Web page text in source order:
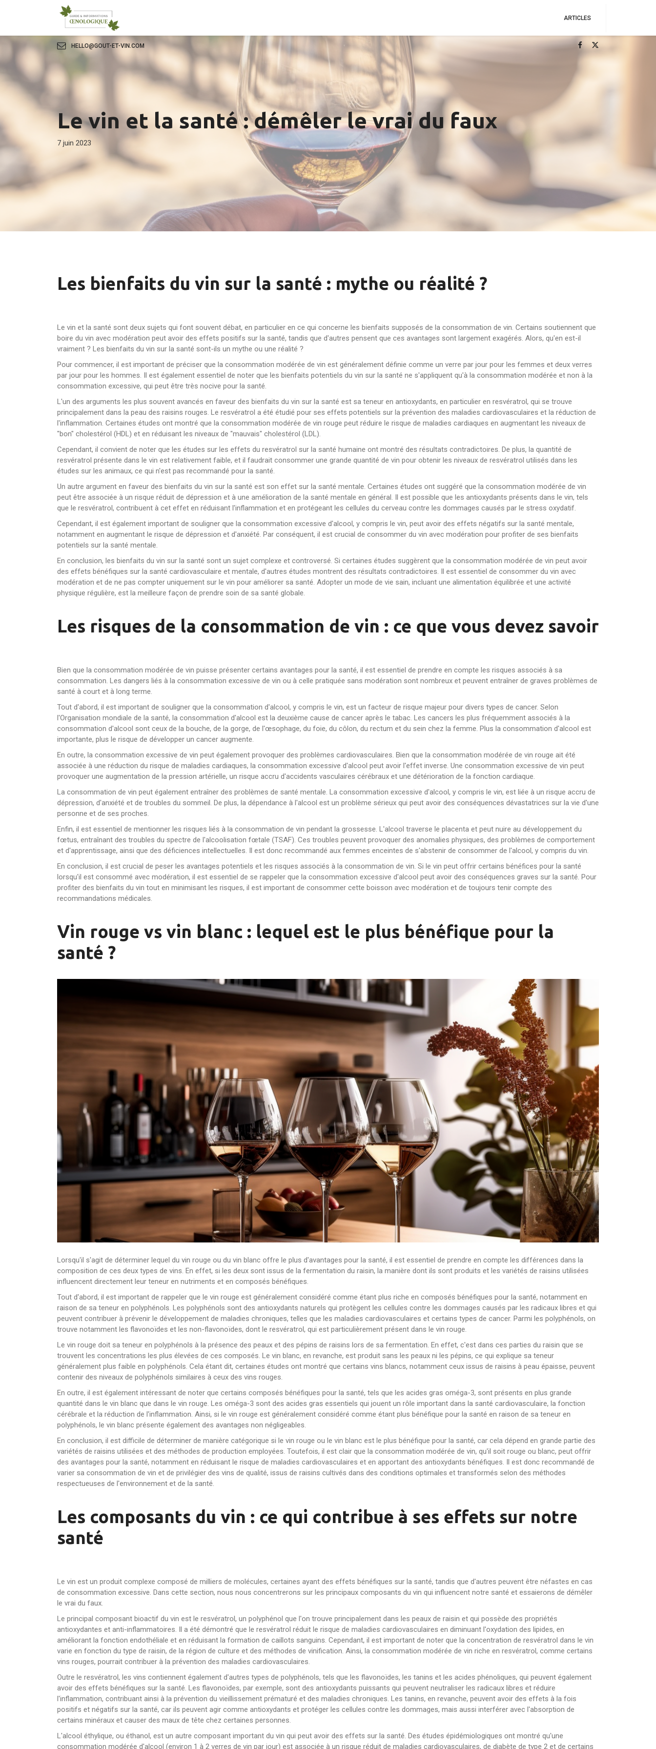
ARTICLES
HELLO@GOUT-ET-VIN.COM
Le vin et la santé : démêler le vrai du faux
7 juin 2023
Les bienfaits du vin sur la santé : mythe ou réalité ?
Le vin et la santé sont deux sujets qui font souvent débat, en particulier en ce qui concerne les bienfaits supposés de la consommation de vin. Certains soutiennent que
boire du vin avec modération peut avoir des effets positifs sur la santé, tandis que d'autres pensent que ces avantages sont largement exagérés. Alors, qu'en est-il
vraiment ? Les bienfaits du vin sur la santé sont-ils un mythe ou une réalité ?
Pour commencer, il est important de préciser que la consommation modérée de vin est généralement définie comme un verre par jour pour les femmes et deux verres
par jour pour les hommes. Il est également essentiel de noter que les bienfaits potentiels du vin sur la santé ne s'appliquent qu'à la consommation modérée et non à la
consommation excessive, qui peut être très nocive pour la santé.
L'un des arguments les plus souvent avancés en faveur des bienfaits du vin sur la santé est sa teneur en antioxydants, en particulier en resvératrol, qui se trouve
principalement dans la peau des raisins rouges. Le resvératrol a été étudié pour ses effets potentiels sur la prévention des maladies cardiovasculaires et la réduction de
l'inflammation. Certaines études ont montré que la consommation modérée de vin rouge peut réduire le risque de maladies cardiaques en augmentant les niveaux de
"bon" cholestérol (HDL) et en réduisant les niveaux de "mauvais" cholestérol (LDL).
Cependant, il convient de noter que les études sur les effets du resvératrol sur la santé humaine ont montré des résultats contradictoires. De plus, la quantité de
resvératrol présente dans le vin est relativement faible, et il faudrait consommer une grande quantité de vin pour obtenir les niveaux de resvératrol utilisés dans les
études sur les animaux, ce qui n'est pas recommandé pour la santé.
Un autre argument en faveur des bienfaits du vin sur la santé est son effet sur la santé mentale. Certaines études ont suggéré que la consommation modérée de vin
peut être associée à un risque réduit de dépression et à une amélioration de la santé mentale en général. Il est possible que les antioxydants présents dans le vin, tels
que le resvératrol, contribuent à cet effet en réduisant l'inflammation et en protégeant les cellules du cerveau contre les dommages causés par le stress oxydatif.
Cependant, il est également important de souligner que la consommation excessive d'alcool, y compris le vin, peut avoir des effets négatifs sur la santé mentale,
notamment en augmentant le risque de dépression et d'anxiété. Par conséquent, il est crucial de consommer du vin avec modération pour profiter de ses bienfaits
potentiels sur la santé mentale.
En conclusion, les bienfaits du vin sur la santé sont un sujet complexe et controversé. Si certaines études suggèrent que la consommation modérée de vin peut avoir
des effets bénéfiques sur la santé cardiovasculaire et mentale, d'autres études montrent des résultats contradictoires. Il est essentiel de consommer du vin avec
modération et de ne pas compter uniquement sur le vin pour améliorer sa santé. Adopter un mode de vie sain, incluant une alimentation équilibrée et une activité
physique régulière, est la meilleure façon de prendre soin de sa santé globale.
Les risques de la consommation de vin : ce que vous devez savoir
Bien que la consommation modérée de vin puisse présenter certains avantages pour la santé, il est essentiel de prendre en compte les risques associés à sa
consommation. Les dangers liés à la consommation excessive de vin ou à celle pratiquée sans modération sont nombreux et peuvent entraîner de graves problèmes de
santé à court et à long terme.
Tout d'abord, il est important de souligner que la consommation d'alcool, y compris le vin, est un facteur de risque majeur pour divers types de cancer. Selon
l'Organisation mondiale de la santé, la consommation d'alcool est la deuxième cause de cancer après le tabac. Les cancers les plus fréquemment associés à la
consommation d'alcool sont ceux de la bouche, de la gorge, de l'œsophage, du foie, du côlon, du rectum et du sein chez la femme. Plus la consommation d'alcool est
importante, plus le risque de développer un cancer augmente.
En outre, la consommation excessive de vin peut également provoquer des problèmes cardiovasculaires. Bien que la consommation modérée de vin rouge ait été
associée à une réduction du risque de maladies cardiaques, la consommation excessive d'alcool peut avoir l'effet inverse. Une consommation excessive de vin peut
provoquer une augmentation de la pression artérielle, un risque accru d'accidents vasculaires cérébraux et une détérioration de la fonction cardiaque.
La consommation de vin peut également entraîner des problèmes de santé mentale. La consommation excessive d'alcool, y compris le vin, est liée à un risque accru de
dépression, d'anxiété et de troubles du sommeil. De plus, la dépendance à l'alcool est un problème sérieux qui peut avoir des conséquences dévastatrices sur la vie d'une
personne et de ses proches.
Enfin, il est essentiel de mentionner les risques liés à la consommation de vin pendant la grossesse. L'alcool traverse le placenta et peut nuire au développement du
fœtus, entraînant des troubles du spectre de l'alcoolisation fœtale (TSAF). Ces troubles peuvent provoquer des anomalies physiques, des problèmes de comportement
et d'apprentissage, ainsi que des déficiences intellectuelles. Il est donc recommandé aux femmes enceintes de s'abstenir de consommer de l'alcool, y compris du vin.
En conclusion, il est crucial de peser les avantages potentiels et les risques associés à la consommation de vin. Si le vin peut offrir certains bénéfices pour la santé
lorsqu'il est consommé avec modération, il est essentiel de se rappeler que la consommation excessive d'alcool peut avoir des conséquences graves sur la santé. Pour
profiter des bienfaits du vin tout en minimisant les risques, il est important de consommer cette boisson avec modération et de toujours tenir compte des
recommandations médicales.
Vin rouge vs vin blanc : lequel est le plus bénéfique pour la
santé ?
Lorsqu'il s'agit de déterminer lequel du vin rouge ou du vin blanc offre le plus d'avantages pour la santé, il est essentiel de prendre en compte les différences dans la
composition de ces deux types de vins. En effet, si les deux sont issus de la fermentation du raisin, la manière dont ils sont produits et les variétés de raisins utilisées
influencent directement leur teneur en nutriments et en composés bénéfiques.
Tout d'abord, il est important de rappeler que le vin rouge est généralement considéré comme étant plus riche en composés bénéfiques pour la santé, notamment en
raison de sa teneur en polyphénols. Les polyphénols sont des antioxydants naturels qui protègent les cellules contre les dommages causés par les radicaux libres et qui
peuvent contribuer à prévenir le développement de maladies chroniques, telles que les maladies cardiovasculaires et certains types de cancer. Parmi les polyphénols, on
trouve notamment les flavonoïdes et les non-flavonoïdes, dont le resvératrol, qui est particulièrement présent dans le vin rouge.
Le vin rouge doit sa teneur en polyphénols à la présence des peaux et des pépins de raisins lors de sa fermentation. En effet, c'est dans ces parties du raisin que se
trouvent les concentrations les plus élevées de ces composés. Le vin blanc, en revanche, est produit sans les peaux ni les pépins, ce qui explique sa teneur
généralement plus faible en polyphénols. Cela étant dit, certaines études ont montré que certains vins blancs, notamment ceux issus de raisins à peau épaisse, peuvent
contenir des niveaux de polyphénols similaires à ceux des vins rouges.
En outre, il est également intéressant de noter que certains composés bénéfiques pour la santé, tels que les acides gras oméga-3, sont présents en plus grande
quantité dans le vin blanc que dans le vin rouge. Les oméga-3 sont des acides gras essentiels qui jouent un rôle important dans la santé cardiovasculaire, la fonction
cérébrale et la réduction de l'inflammation. Ainsi, si le vin rouge est généralement considéré comme étant plus bénéfique pour la santé en raison de sa teneur en
polyphénols, le vin blanc présente également des avantages non négligeables.
En conclusion, il est difficile de déterminer de manière catégorique si le vin rouge ou le vin blanc est le plus bénéfique pour la santé, car cela dépend en grande partie des
variétés de raisins utilisées et des méthodes de production employées. Toutefois, il est clair que la consommation modérée de vin, qu'il soit rouge ou blanc, peut offrir
des avantages pour la santé, notamment en réduisant le risque de maladies cardiovasculaires et en apportant des antioxydants bénéfiques. Il est donc recommandé de
varier sa consommation de vin et de privilégier des vins de qualité, issus de raisins cultivés dans des conditions optimales et transformés selon des méthodes
respectueuses de l'environnement et de la santé.
Les composants du vin : ce qui contribue à ses effets sur notre
santé
Le vin est un produit complexe composé de milliers de molécules, certaines ayant des effets bénéfiques sur la santé, tandis que d'autres peuvent être néfastes en cas
de consommation excessive. Dans cette section, nous nous concentrerons sur les principaux composants du vin qui influencent notre santé et essaierons de démêler
le vrai du faux.
Le principal composant bioactif du vin est le resvératrol, un polyphénol que l'on trouve principalement dans les peaux de raisin et qui possède des propriétés
antioxydantes et anti-inflammatoires. Il a été démontré que le resvératrol réduit le risque de maladies cardiovasculaires en diminuant l'oxydation des lipides, en
améliorant la fonction endothéliale et en réduisant la formation de caillots sanguins. Cependant, il est important de noter que la concentration de resvératrol dans le vin
varie en fonction du type de raisin, de la région de culture et des méthodes de vinification. Ainsi, la consommation modérée de vin riche en resvératrol, comme certains
vins rouges, pourrait contribuer à la prévention des maladies cardiovasculaires.
Outre le resvératrol, les vins contiennent également d'autres types de polyphénols, tels que les flavonoïdes, les tanins et les acides phénoliques, qui peuvent également
avoir des effets bénéfiques sur la santé. Les flavonoïdes, par exemple, sont des antioxydants puissants qui peuvent neutraliser les radicaux libres et réduire
l'inflammation, contribuant ainsi à la prévention du vieillissement prématuré et des maladies chroniques. Les tanins, en revanche, peuvent avoir des effets à la fois
positifs et négatifs sur la santé, car ils peuvent agir comme antioxydants et protéger les cellules contre les dommages, mais aussi interférer avec l'absorption de
certains minéraux et causer des maux de tête chez certaines personnes.
L'alcool éthylique, ou éthanol, est un autre composant important du vin qui peut avoir des effets sur la santé. Des études épidémiologiques ont montré qu'une
consommation modérée d'alcool (environ 1 à 2 verres de vin par jour) est associée à un risque réduit de maladies cardiovasculaires, de diabète de type 2 et de certains